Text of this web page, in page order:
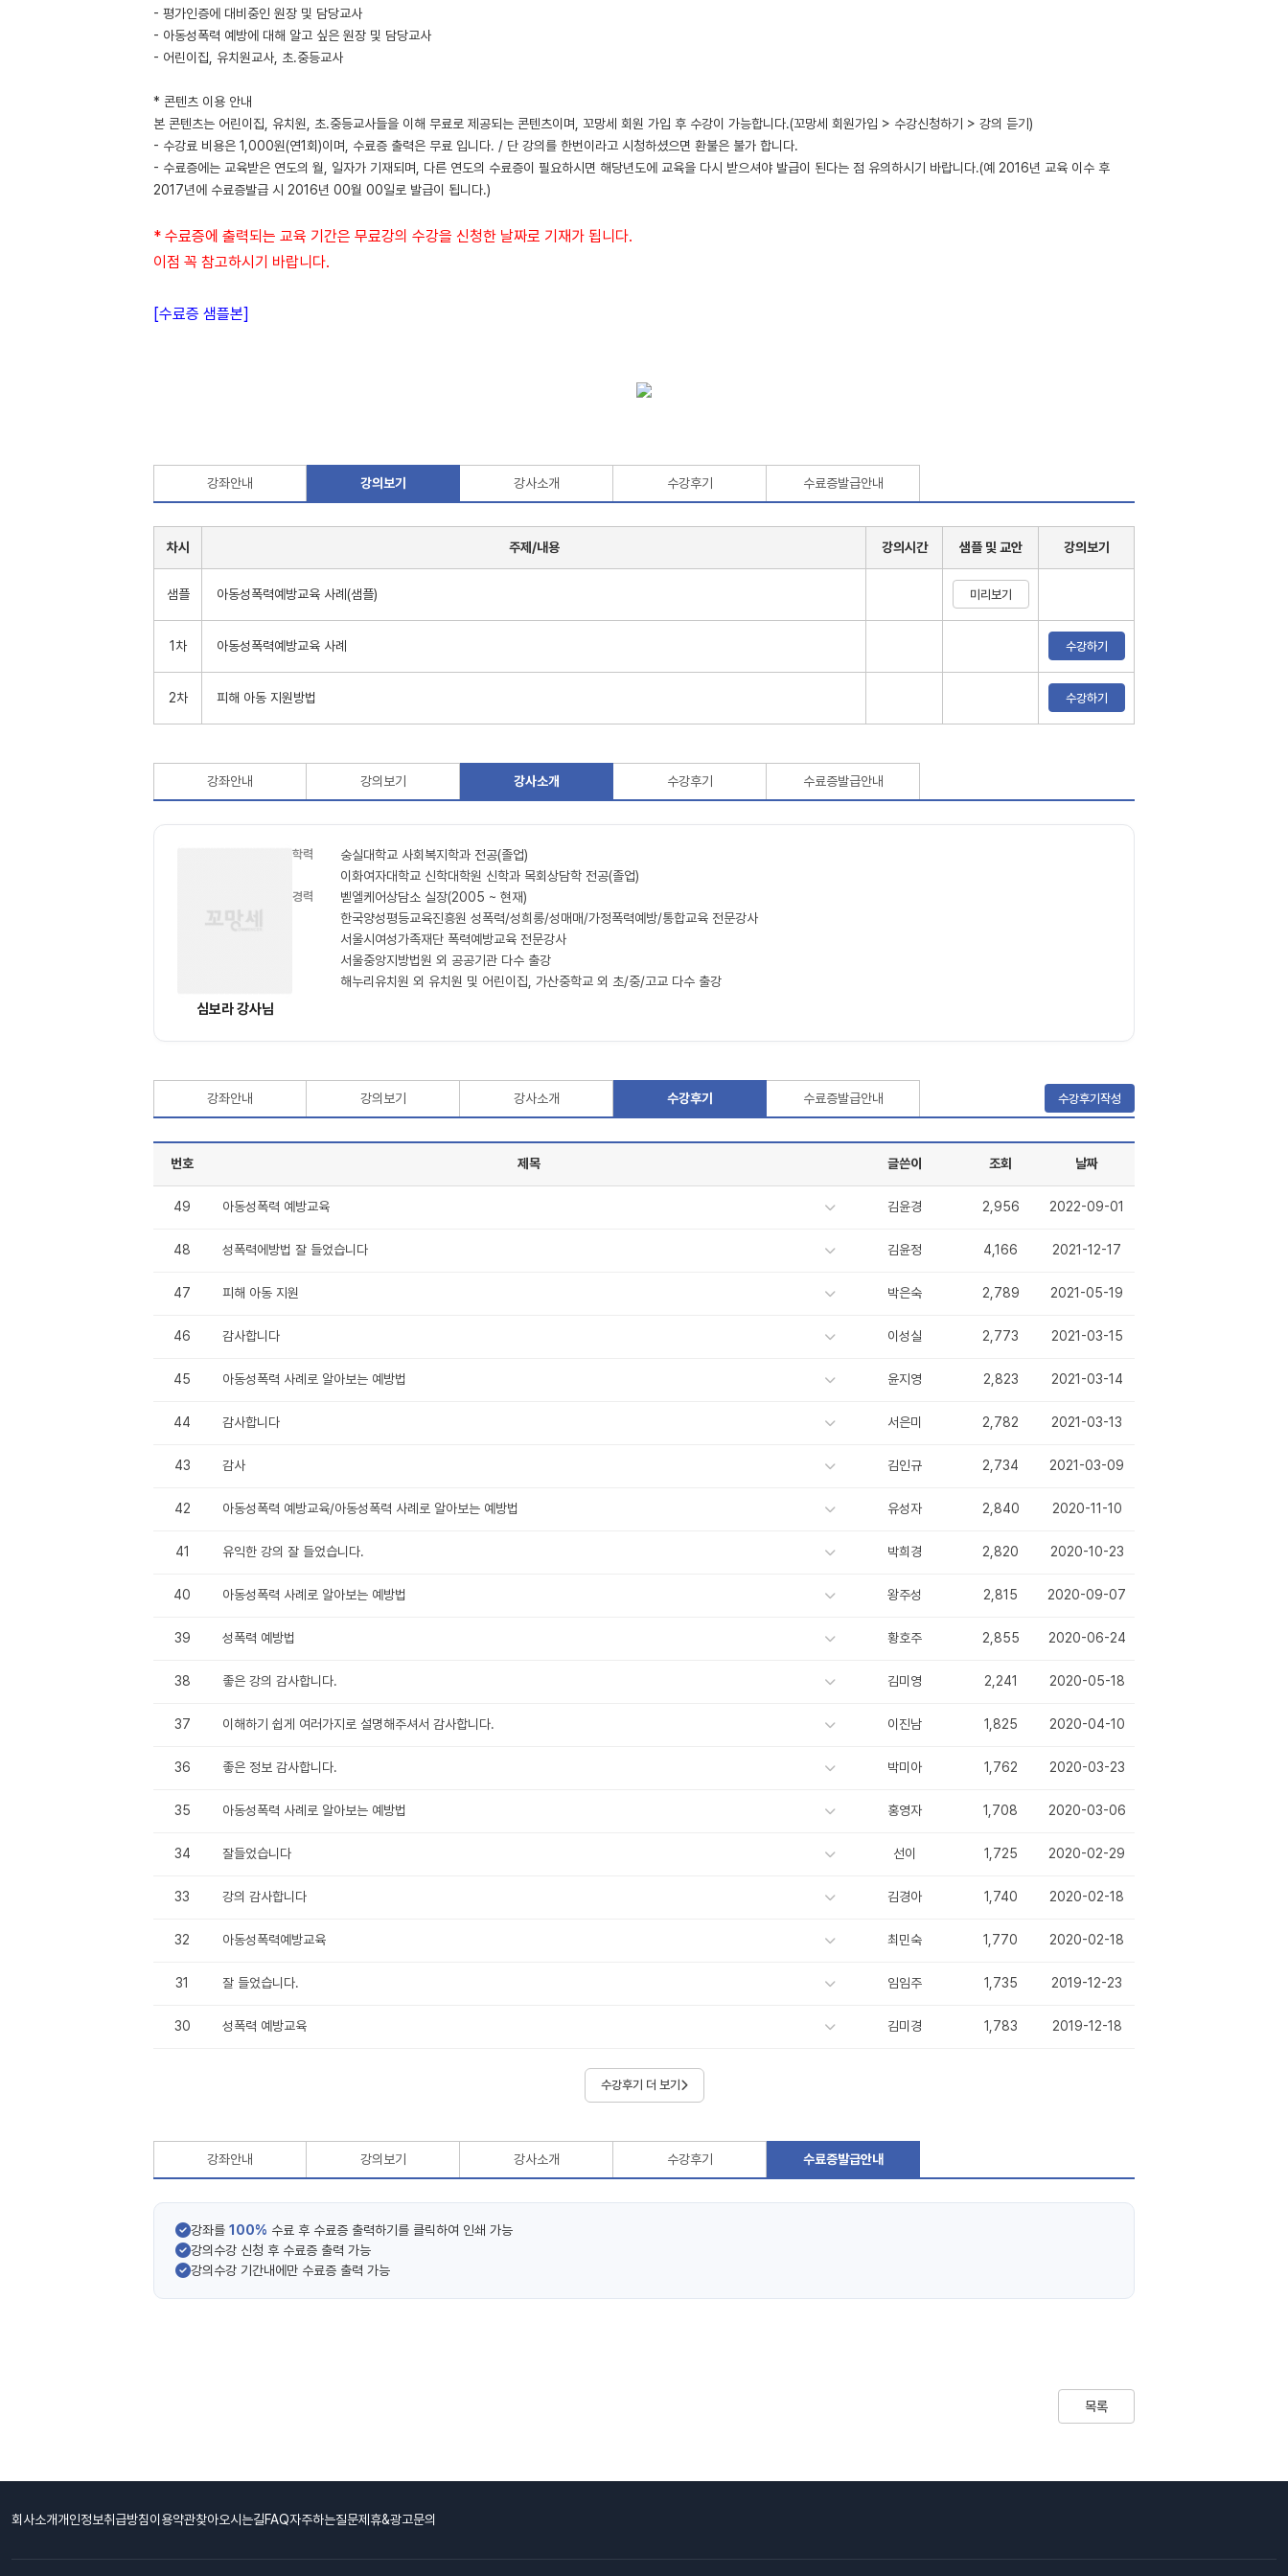
- 평가인증에 대비중인 원장 및 담당교사
- 아동성폭력 예방에 대해 알고 싶은 원장 및 담당교사
- 어린이집, 유치원교사, 초.중등교사
* 콘텐츠 이용 안내
본 콘텐츠는 어린이집, 유치원, 초.중등교사들을 이해 무료로 제공되는 콘텐츠이며, 꼬망세 회원 가입 후 수강이 가능합니다.(꼬망세 회원가입 > 수강신청하기 > 강의 듣기)
- 수강료 비용은 1,000원(연1회)이며, 수료증 출력은 무료 입니다. / 단 강의를 한번이라고 시청하셨으면 환불은 불가 합니다.
- 수료증에는 교육받은 연도의 월, 일자가 기재되며, 다른 연도의 수료증이 필요하시면 해당년도에 교육을 다시 받으셔야 발급이 된다는 점 유의하시기 바랍니다.(예 2016년 교육 이수 후
2017년에 수료증발급 시 2016년 00월 00일로 발급이 됩니다.)
* 수료증에 출력되는 교육 기간은 무료강의 수강을 신청한 날짜로 기재가 됩니다.
이점 꼭 참고하시기 바랍니다.
[수료증 샘플본]
강좌안내 강의보기 강사소개 수강후기 수료증발급안내
차시 주제/내용 강의시간 샘플 및 교안 강의보기
샘플 아동성폭력예방교육 사례(샘플) 미리보기
1차 아동성폭력예방교육 사례 수강하기
2차 피해 아동 지원방법 수강하기
강좌안내 강의보기 강사소개 수강후기 수료증발급안내
심보라 강사님
학력
숭실대학교 사회복지학과 전공(졸업)
이화여자대학교 신학대학원 신학과 목회상담학 전공(졸업)
경력
벧엘케어상담소 실장(2005 ~ 현재)
한국양성평등교육진흥원 성폭력/성희롱/성매매/가정폭력예방/통합교육 전문강사
서울시여성가족재단 폭력예방교육 전문강사
서울중앙지방법원 외 공공기관 다수 출강
해누리유치원 외 유치원 및 어린이집, 가산중학교 외 초/중/고교 다수 출강
강좌안내 강의보기 강사소개 수강후기 수료증발급안내 수강후기작성
번호 제목 글쓴이 조회 날짜
49 아동성폭력 예방교육 김윤경 2,956 2022-09-01
48 성폭력에방법 잘 들었습니다 김윤정 4,166 2021-12-17
47 피해 아동 지원 박은숙 2,789 2021-05-19
46 감사합니다 이성실 2,773 2021-03-15
45 아동성폭력 사례로 알아보는 예방법 윤지영 2,823 2021-03-14
44 감사합니다 서은미 2,782 2021-03-13
43 감사 김인규 2,734 2021-03-09
42 아동성폭력 예방교육/아동성폭력 사례로 알아보는 예방법 유성자 2,840 2020-11-10
41 유익한 강의 잘 들었습니다. 박희경 2,820 2020-10-23
40 아동성폭력 사례로 알아보는 예방법 왕주성 2,815 2020-09-07
39 성폭력 예방법 황호주 2,855 2020-06-24
38 좋은 강의 감사합니다. 김미영 2,241 2020-05-18
37 이해하기 쉽게 여러가지로 설명해주셔서 감사합니다. 이진남 1,825 2020-04-10
36 좋은 정보 감사합니다. 박미아 1,762 2020-03-23
35 아동성폭력 사례로 알아보는 예방법 홍영자 1,708 2020-03-06
34 잘들었습니다 선이 1,725 2020-02-29
33 강의 감사합니다 김경아 1,740 2020-02-18
32 아동성폭력예방교육 최민숙 1,770 2020-02-18
31 잘 들었습니다. 임임주 1,735 2019-12-23
30 성폭력 예방교육 김미경 1,783 2019-12-18
수강후기 더 보기
강좌안내 강의보기 강사소개 수강후기 수료증발급안내
강좌를 100% 수료 후 수료증 출력하기를 클릭하여 인쇄 가능
강의수강 신청 후 수료증 출력 가능
강의수강 기간내에만 수료증 출력 가능
목록
회사소개개인정보취급방침이용약관찾아오시는길FAQ자주하는질문제휴&광고문의